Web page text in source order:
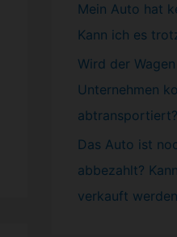
Mein Auto hat
Kann ich es
Wird der
Unternehmen
abtransportiert?
Das Auto ist
abbezahlt?
verkauft